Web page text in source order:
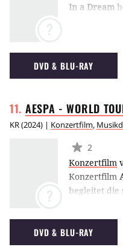
In a Dream
von Seoul.
Einlagen
Interviews
auch hinter
Backstage-
(ES)
DVD & BLU-RAY
AESPA - WORLD
KR(2024) | Konzertfilm,
2
Konzertfilm
Konzertfilm
begleitet die
sogenannte
besuchte im
DVD & BLU-RAY